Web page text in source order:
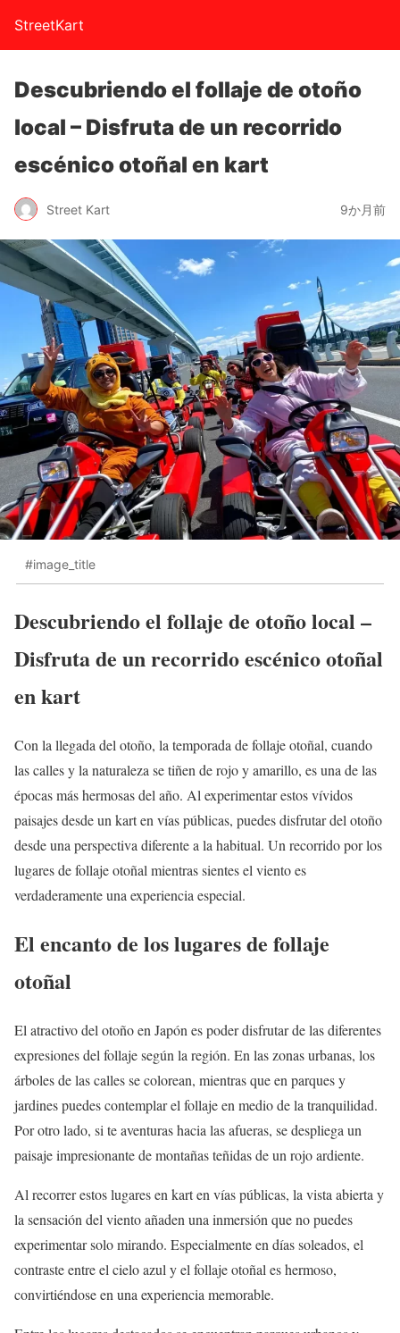
StreetKart
Descubriendo el follaje de otoño
local – Disfruta de un recorrido
escénico otoñal en kart
Street Kart 9か月前
#image_title
Descubriendo el follaje de otoño local –
Disfruta de un recorrido escénico otoñal
en kart
Con la llegada del otoño, la temporada de follaje otoñal, cuando
las calles y la naturaleza se tiñen de rojo y amarillo, es una de las
épocas más hermosas del año. Al experimentar estos vívidos
paisajes desde un kart en vías públicas, puedes disfrutar del otoño
desde una perspectiva diferente a la habitual. Un recorrido por los
lugares de follaje otoñal mientras sientes el viento es
verdaderamente una experiencia especial.
El encanto de los lugares de follaje
otoñal
El atractivo del otoño en Japón es poder disfrutar de las diferentes
expresiones del follaje según la región. En las zonas urbanas, los
árboles de las calles se colorean, mientras que en parques y
jardines puedes contemplar el follaje en medio de la tranquilidad.
Por otro lado, si te aventuras hacia las afueras, se despliega un
paisaje impresionante de montañas teñidas de un rojo ardiente.
Al recorrer estos lugares en kart en vías públicas, la vista abierta y
la sensación del viento añaden una inmersión que no puedes
experimentar solo mirando. Especialmente en días soleados, el
contraste entre el cielo azul y el follaje otoñal es hermoso,
convirtiéndose en una experiencia memorable.